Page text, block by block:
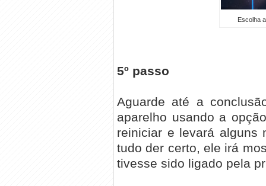
Escolha
5º passo
Aguarde até a
aparelho usando a
reiniciar e levará alguns
tudo der certo, ele irá
tivesse sido ligado pela